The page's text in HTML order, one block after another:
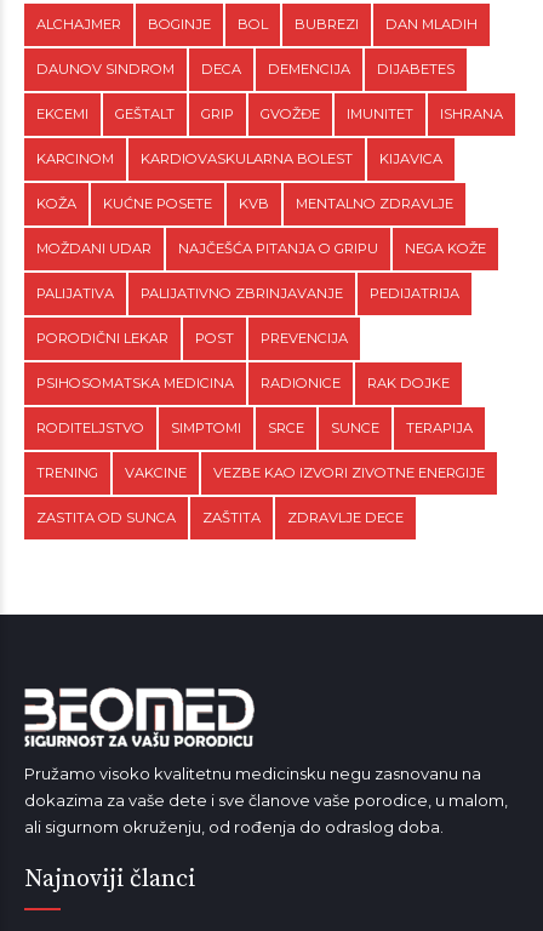
ALCHAJMER BOGINJE BOL BUBREZI DAN MLADIH
DAUNOV SINDROM DECA DEMENCIJA DIJABETES
EKCEMI GEŠTALT GRIP GVOŽĐE IMUNITET ISHRANA
KARCINOM KARDIOVASKULARNA BOLEST KIJAVICA
KOŽA KUĆNE POSETE KVB MENTALNO ZDRAVLJE
MOŽDANI UDAR NAJČEŠĆA PITANJA O GRIPU NEGA KOŽE
PALIJATIVA PALIJATIVNO ZBRINJAVANJE PEDIJATRIJA
PORODIČNI LEKAR POST PREVENCIJA
PSIHOSOMATSKA MEDICINA RADIONICE RAK DOJKE
RODITELJSTVO SIMPTOMI SRCE SUNCE TERAPIJA
TRENING VAKCINE VEZBE KAO IZVORI ZIVOTNE ENERGIJE
ZASTITA OD SUNCA ZAŠTITA ZDRAVLJE DECE
Pružamo visoko kvalitetnu medicinsku negu zasnovanu na
dokazima za vaše dete i sve članove vaše porodice, u malom,
ali sigurnom okruženju, od rođenja do odraslog doba.
Najnoviji članci